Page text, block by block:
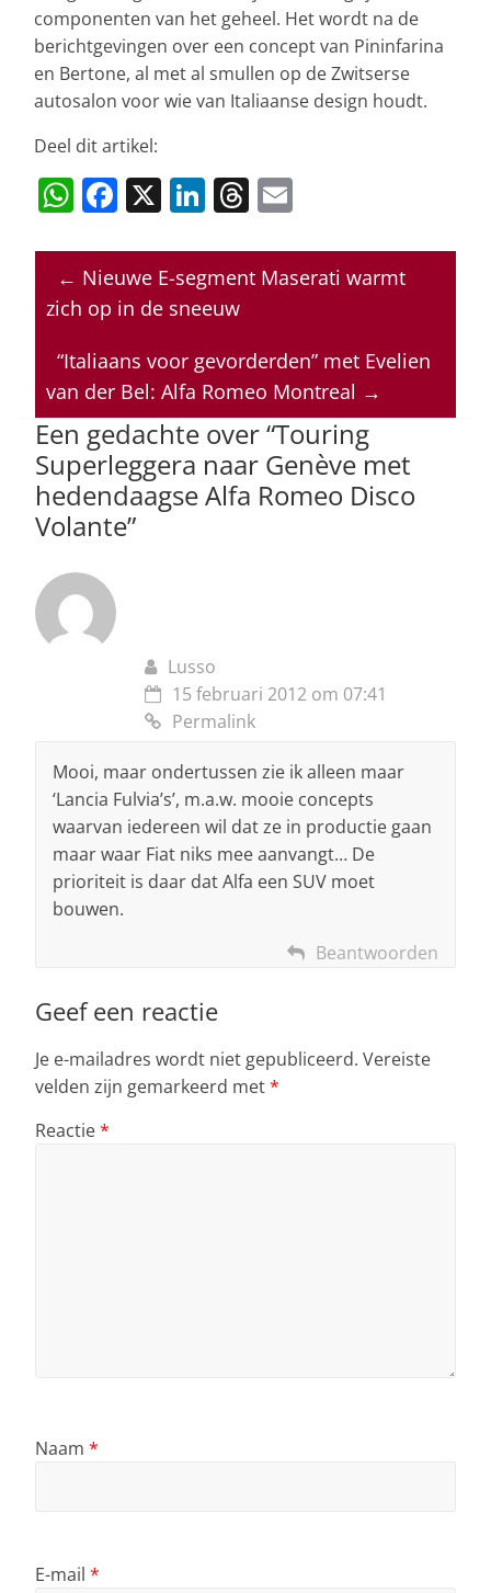
componenten van het geheel. Het wordt na de
berichtgevingen over een concept van Pininfarina
en Bertone, al met al smullen op de Zwitserse
autosalon voor wie van Italiaanse design houdt.
Deel dit artikel:
W
at
s
p
p
F
c
e
o
o
k
X Li
k
e
n
T
re
a
s
ai
l
← Nieuwe E-segment Maserati warmt
zich op in de sneeuw
“Italiaans voor gevorderden” met Evelien
van der Bel: Alfa Romeo Montreal →
Een gedachte over “Touring
Superleggera naar Genève met
hedendaagse Alfa Romeo Disco
Volante”
Lusso
15 februari 2012 om 07:41
Permalink
Mooi, maar ondertussen zie ik alleen maar
‘Lancia Fulvia’s’, m.a.w. mooie concepts
waarvan iedereen wil dat ze in productie gaan
maar waar Fiat niks mee aanvangt… De
prioriteit is daar dat Alfa een SUV moet
bouwen.
Beantwoorden
Geef een reactie
Je e-mailadres wordt niet gepubliceerd. Vereiste
velden zijn gemarkeerd met*
Reactie*
Naam *
E-mail *